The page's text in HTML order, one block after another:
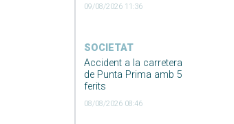
09/08/2026 11:36
SOCIETAT
Accident a la carretera
de Punta Prima amb 5
ferits
08/08/2026 08:46